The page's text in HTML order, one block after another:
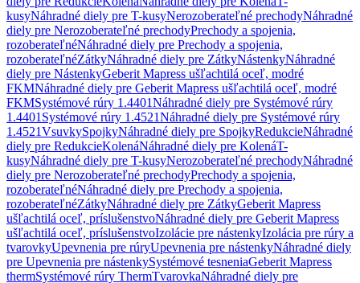
kusyNáhradné diely pre T-kusyNerozoberateľné prechodyNáhradné
diely pre Nerozoberateľné prechodyPrechody a spojenia,
rozoberateľnéNáhradné diely pre Prechody a spojenia,
rozoberateľnéZátkyNáhradné diely pre ZátkyNástenkyNáhradné
diely pre NástenkyGeberit Mapress ušľachtilá oceľ, modré
FKMNáhradné diely pre Geberit Mapress ušľachtilá oceľ, modré
FKMSystémové rúry 1.4401Náhradné diely pre Systémové rúry
1.4401 Systémové rúry 1.4521Náhradné diely pre Systémové rúry
1.4521VsuvkySpojkyNáhradné diely pre SpojkyRedukcieNáhradné
diely pre RedukcieKolenáNáhradné diely pre KolenáT-
kusyNáhradné diely pre T-kusyNerozoberateľné prechodyNáhradné
diely pre Nerozoberateľné prechodyPrechody a spojenia,
rozoberateľnéNáhradné diely pre Prechody a spojenia,
rozoberateľnéZátkyNáhradné diely pre ZátkyGeberit Mapress
ušľachtilá oceľ, príslušenstvoNáhradné diely pre Geberit Mapress
ušľachtilá oceľ, príslušenstvoIzolácie pre nástenkyIzolácia pre rúry a
tvarovkyUpevnenia pre rúryUpevnenia pre nástenkyNáhradné diely
pre Upevnenia pre nástenkySystémové tesneniaGeberit Mapress
thermSystémové rúry ThermTvarovkaNáhradné diely pre